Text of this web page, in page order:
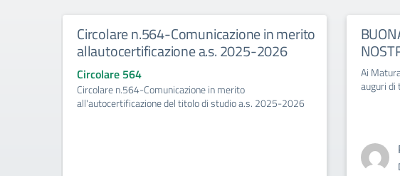
Circolare n.564-Comunicazione in merito
allautocertificazione a.s. 2025-2026
Circolare 564
Circolare n.564-Comunicazione in merito
all'autocertificazione del titolo di studio a.s. 2025-2026
Ai
auguri di